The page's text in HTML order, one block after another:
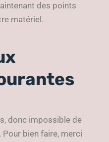
des points
matériel.
donc impossible de
bien faire, merci